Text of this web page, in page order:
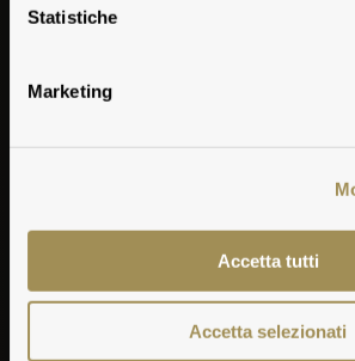
Statistiche
Marketing
Accetta tutti
Accetta selezionati
Mappa